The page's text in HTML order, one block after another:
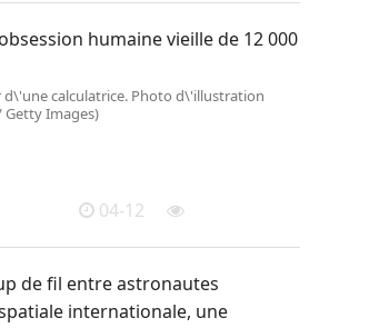
humaine vieille de 12 000
d\'une calculatrice. Photo d\'illustration
Images)
04-12
de fil entre astronautes
internationale, une